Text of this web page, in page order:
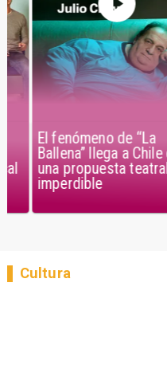
El fenómeno de “La
Ballena” llega a Chile con
una propuesta teatral
imperdible
Cultura